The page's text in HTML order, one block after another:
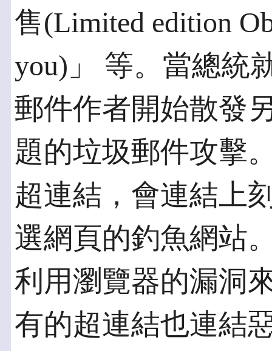
售(Limited edition
you)」 等。當總統
郵件作者開始散發
題的垃圾郵件攻擊
超連結，會連結上
選網頁的釣魚網站
利用瀏覽器的漏洞
有的超連結也連結